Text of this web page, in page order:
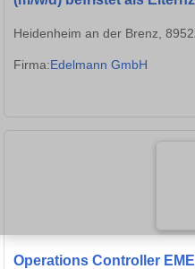
Heidenheim an der Brenz,
Firma:Edelmann GmbH
Operations Controller